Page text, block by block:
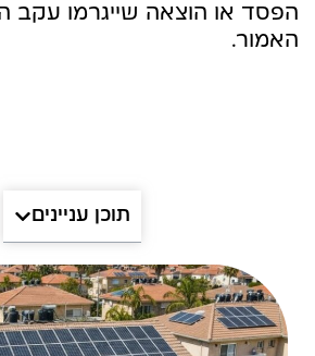
הפסד או הוצאה שייגרמו עקב
האמור.
תוכן עניינים